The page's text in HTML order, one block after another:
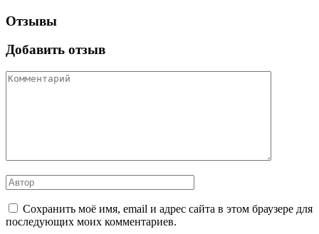
Отзывы
Добавить отзыв
Сохранить моё имя, email и адрес сайта в этом браузере для
последующих моих комментариев.